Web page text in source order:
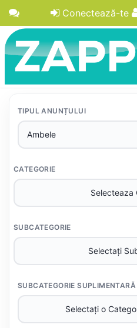
Conectează-te
TIPUL ANUNȚULUI
CATEGORIE
SUBCATEGORIE
SUBCATEGORIE SUPLIMENTARĂ